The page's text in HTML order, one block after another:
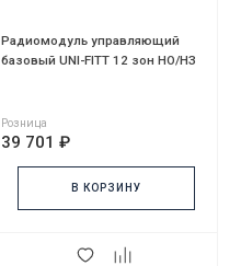
Радиомодуль управляющий
базовый UNI-FITT 12 зон НО/НЗ
Розница
39 701 ₽
В КОРЗИНУ